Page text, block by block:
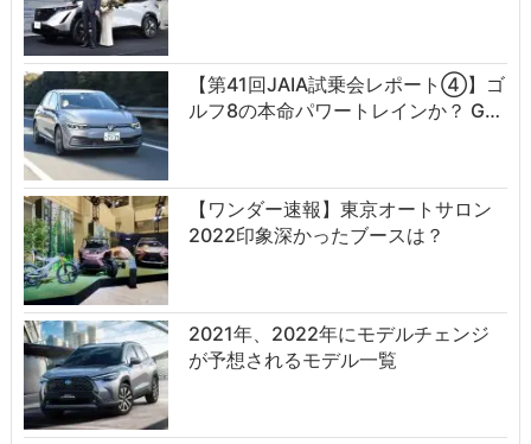
【第41回JAIA試乗会レポート④】ゴ
ルフ8の本命パワートレインか？ G…
【ワンダー速報】東京オートサロン
2022印象深かったブースは？
2021年、2022年にモデルチェンジ
が予想されるモデル一覧